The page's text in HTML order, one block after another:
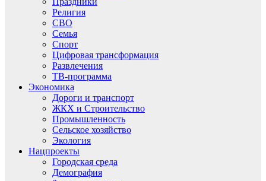
Религия
СВО
Семья
Спорт
Цифровая трансформация
Развлечения
ТВ-программа
Экономика
Дороги и транспорт
ЖКХ и Строительство
Промышленность
Сельское хозяйство
Экология
Нацпроекты
Городская среда
Демография